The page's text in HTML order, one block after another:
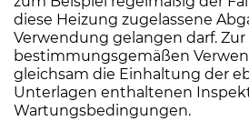
diese Heizung zugelassene
Verwendung gelangen darf. Zur
bestimmungsgemäßen
gleichsam die Einhaltung der
Unterlagen enthaltenen
Wartungsbedingungen.